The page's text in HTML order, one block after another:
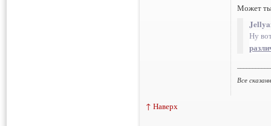
Может ты
Ну
Все
↑ Наверх